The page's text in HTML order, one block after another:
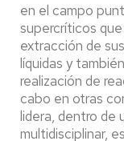
en el campo
supercríticos
extracción de
líquidas y
realización de
cabo en otras
lidera, dentro de
multidisciplinar,